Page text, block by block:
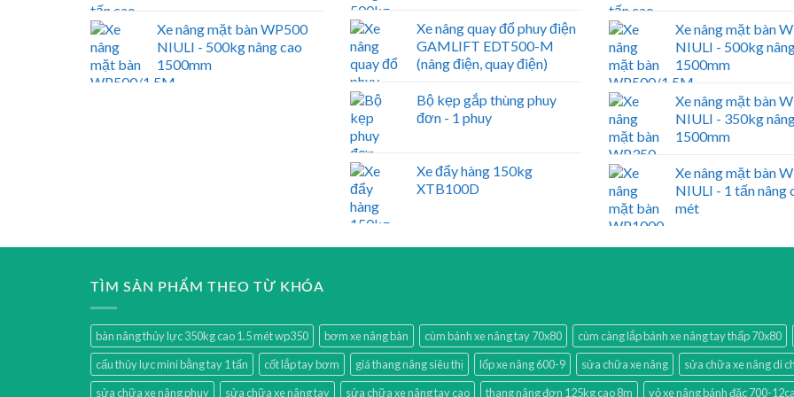
Xe nâng mặt bàn WP500
NIULI - 500kg nâng cao
1500mm
Xe nâng quay đổ phuy điện
GAMLIFT EDT500-M
(nâng điện, quay điện)
Bộ kẹp gắp thùng phuy
đơn - 1 phuy
Xe đẩy hàng 150kg
XTB100D
Xe nâng mặt bàn
NIULI - 500kg
1500mm
Xe nâng mặt bàn
NIULI - 350kg
1500mm
Xe nâng mặt bàn
NIULI - 1 tấn nâng
mét
TÌM SẢN PHẨM THEO TỪ KHÓA
bàn nâng thủy lực 350kg cao 1.5 mét wp350 bơm xe nâng bàn cùm bánh xe nâng tay 70x80
cùm càng lắp bánh xe nâng tay thấp 70x80
cẩu thủy lực mini bằng tay 1 tấn
cốt lắp tay bơm giá thang nâng siêu thị lốp xe nâng 600-9 sửa chữa xe nâng
sửa chữa xe nâng di
sửa chữa xe nâng phuy
sửa chữa xe nâng tay sửa chữa xe nâng tay cao thang nâng đơn 125kg cao 8m vỏ xe nâng bánh đặc 700-